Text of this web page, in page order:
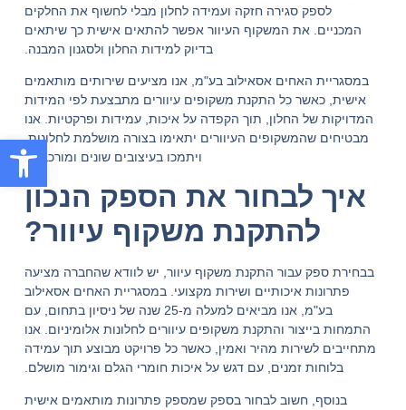
פתח
לספק סגירה חזקה ועמידה לחלון מבלי לחשוף את החלקים
המכניים. את המשקוף העיוור אפשר להתאים אישית כך שיתאים
בדיוק למידות החלון ולסגנון המבנה.
במסגריית האחים אסאילוב בע"מ, אנו מציעים שירותים מותאמים
אישית, כאשר כל התקנת משקופים עיוורים מתבצעת לפי המידות
המדויקות של החלון, תוך הקפדה על איכות, עמידות ופרקטיות. אנו
מבטיחים שהמשקופים העיוורים יתאימו בצורה מושלמת לחלונות,
ויתמכו בעיצובים שונים ומורכבים.
איך לבחור את הספק הנכון
להתקנת משקוף עיוור?
בבחירת ספק עבור התקנת משקוף עיוור, יש לוודא שהחברה מציעה
פתרונות איכותיים ושירות מקצועי. במסגריית האחים אסאילוב
בע"מ, אנו מביאים למעלה מ-25 שנה של ניסיון בתחום, עם
התמחות בייצור והתקנת משקופים עיוורים לחלונות אלומיניום. אנו
מתחייבים לשירות מהיר ואמין, כאשר כל פרויקט מבוצע תוך עמידה
בלוחות זמנים, עם דגש על איכות חומרי הגלם וגימור מושלם.
בנוסף, חשוב לבחור בספק שמספק פתרונות מותאמים אישית